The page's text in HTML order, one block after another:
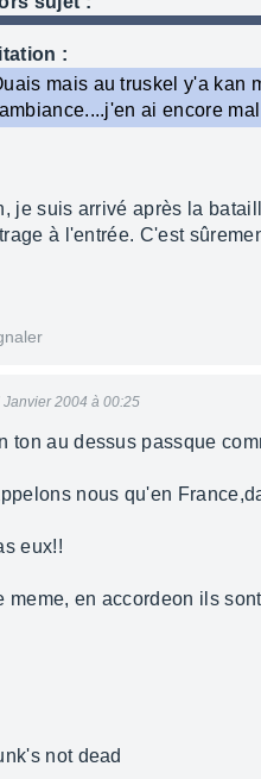
:
mais au truskel y'a kan
ai encore
je suis arrivé après la
à l'entrée. C'est
Janvier 2004 à 00:25
ton au dessus passque
nous qu'en
eux!!
meme, en accordeon ils
not dead